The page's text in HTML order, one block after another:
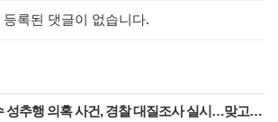
등록된 댓글이 없습니다.
행 의혹 사건, 경찰 대질조사 실시…맞고소 속 수사 본격화